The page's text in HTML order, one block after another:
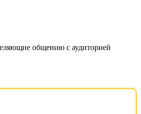
общению с аудиторией